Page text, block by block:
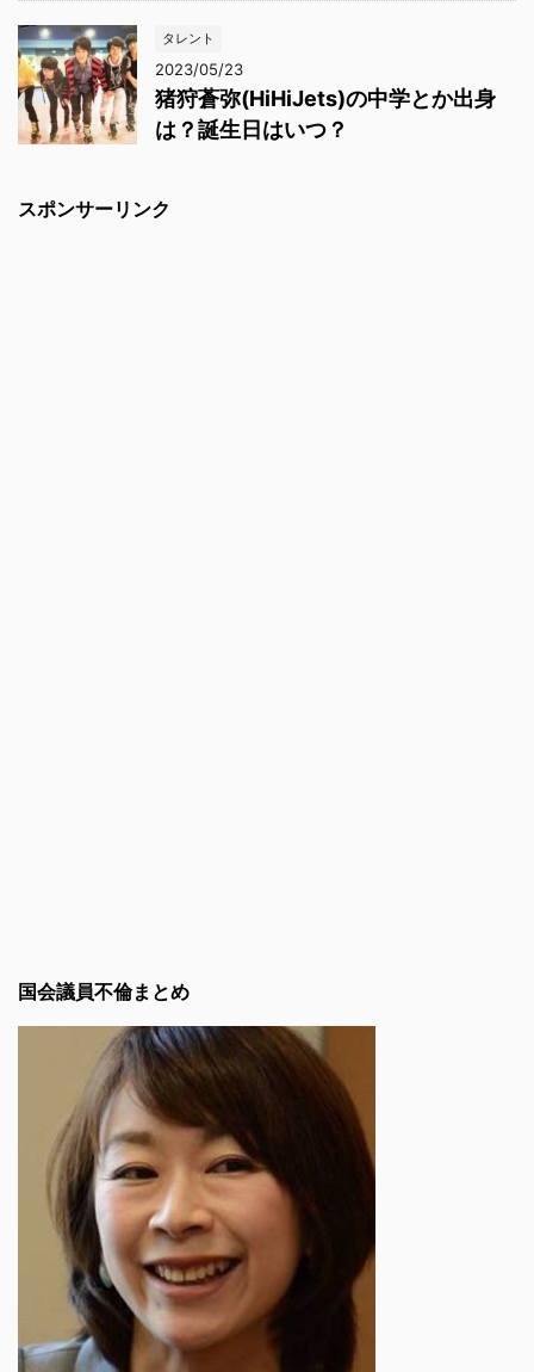
タレント
2023/05/23
猪狩蒼弥(HiHiJets)の中学とか出身
は？誕生日はいつ？
スポンサーリンク
国会議員不倫まとめ